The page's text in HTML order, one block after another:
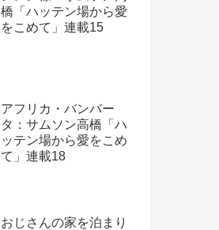
橋「ハッテン場から愛
をこめて」連載15
アフリカ・バンバー
タ：サムソン高橋「ハ
ッテン場から愛をこめ
て」連載18
おじさんの家を泊まり